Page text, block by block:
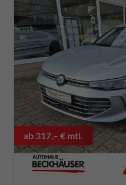
ab 317,– € mtl.